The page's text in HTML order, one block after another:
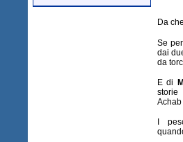
Da
Se
dai
da
E di
storie
I